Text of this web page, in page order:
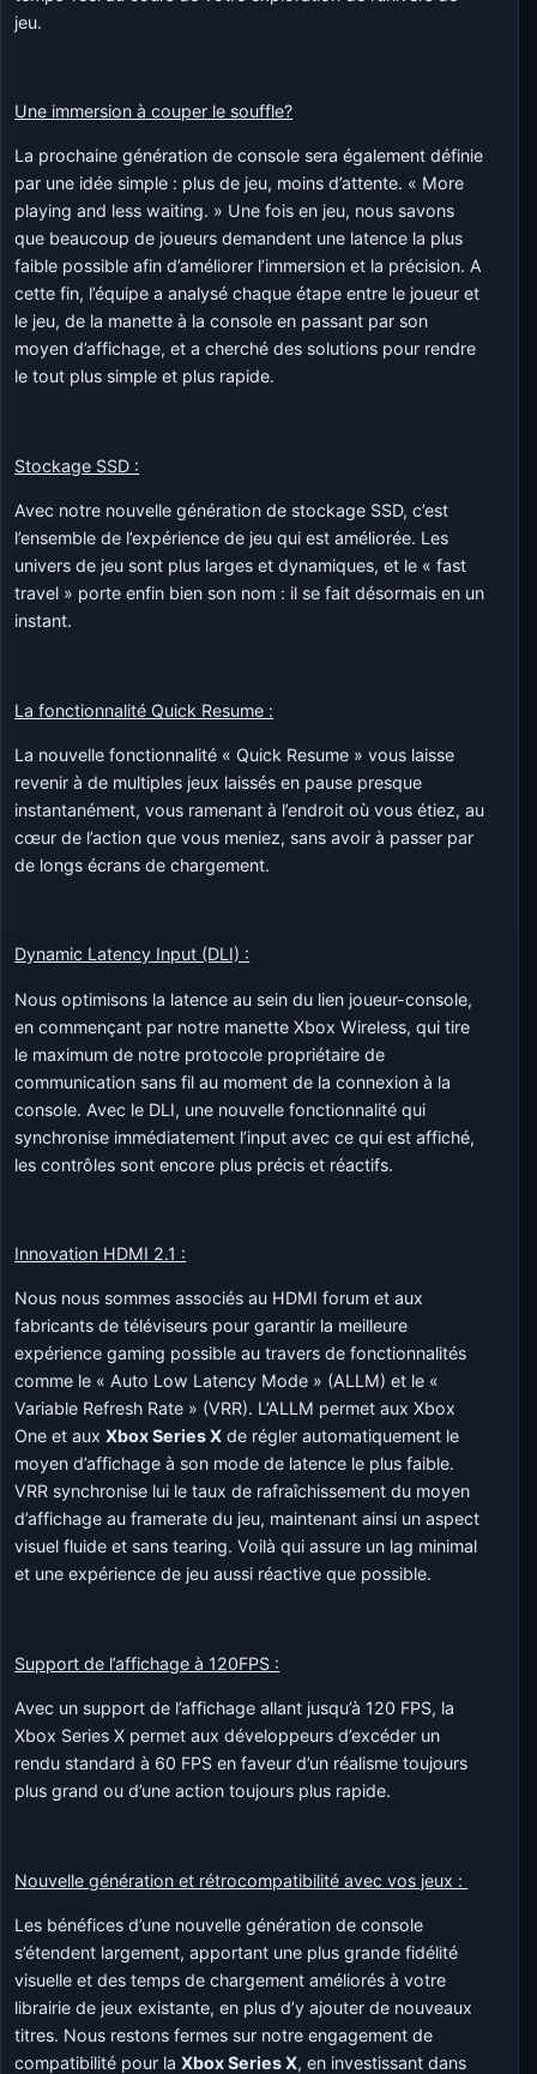
jeu.
Une immersion à couper le souffle?
La prochaine génération de console sera également définie
par une idée simple : plus de jeu, moins d’attente. « More
playing and less waiting. » Une fois en jeu, nous savons
que beaucoup de joueurs demandent une latence la plus
faible possible afin d’améliorer l’immersion et la précision. A
cette fin, l’équipe a analysé chaque étape entre le joueur et
le jeu, de la manette à la console en passant par son
moyen d’affichage, et a cherché des solutions pour rendre
le tout plus simple et plus rapide.
Stockage SSD :
Avec notre nouvelle génération de stockage SSD, c’est
l’ensemble de l’expérience de jeu qui est améliorée. Les
univers de jeu sont plus larges et dynamiques, et le « fast
travel » porte enfin bien son nom : il se fait désormais en un
instant.
La fonctionnalité Quick Resume :
La nouvelle fonctionnalité « Quick Resume » vous laisse
revenir à de multiples jeux laissés en pause presque
instantanément, vous ramenant à l’endroit où vous étiez, au
cœur de l’action que vous meniez, sans avoir à passer par
de longs écrans de chargement.
Dynamic Latency Input (DLI) :
Nous optimisons la latence au sein du lien joueur-console,
en commençant par notre manette Xbox Wireless, qui tire
le maximum de notre protocole propriétaire de
communication sans fil au moment de la connexion à la
console. Avec le DLI, une nouvelle fonctionnalité qui
synchronise immédiatement l’input avec ce qui est affiché,
les contrôles sont encore plus précis et réactifs.
Innovation HDMI 2.1 :
Nous nous sommes associés au HDMI forum et aux
fabricants de téléviseurs pour garantir la meilleure
expérience gaming possible au travers de fonctionnalités
comme le « Auto Low Latency Mode » (ALLM) et le «
Variable Refresh Rate » (VRR). L’ALLM permet aux Xbox
One et auxXbox Series X de régler automatiquement le
moyen d’affichage à son mode de latence le plus faible.
VRR synchronise lui le taux de rafraîchissement du moyen
d’affichage au framerate du jeu, maintenant ainsi un aspect
visuel fluide et sans tearing. Voilà qui assure un lag minimal
et une expérience de jeu aussi réactive que possible.
Support de l’affichage à 120FPS :
Avec un support de l’affichage allant jusqu’à 120 FPS, la
Xbox Series X permet aux développeurs d’excéder un
rendu standard à 60 FPS en faveur d’un réalisme toujours
plus grand ou d’une action toujours plus rapide.
Nouvelle génération et rétrocompatibilité avec vos jeux :
Les bénéfices d’une nouvelle génération de console
s’étendent largement, apportant une plus grande fidélité
visuelle et des temps de chargement améliorés à votre
librairie de jeux existante, en plus d’y ajouter de nouveaux
titres. Nous restons fermes sur notre engagement de
compatibilité pour laXbox Series X, en investissant dans